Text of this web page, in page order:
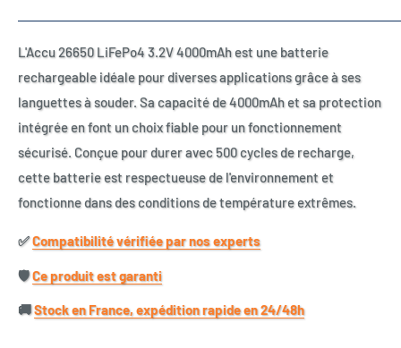
L'Accu 26650 LiFePo4 3.2V 4000mAh est une batterie
rechargeable idéale pour diverses applications grâce à ses
languettes à souder. Sa capacité de 4000mAh et sa protection
intégrée en font un choix fiable pour un fonctionnement
sécurisé. Conçue pour durer avec 500 cycles de recharge,
cette batterie est respectueuse de l'environnement et
fonctionne dans des conditions de température extrêmes.
✅​Compatibilité vérifiée par nos experts
🛡️​Ce produit est garanti
🚚​Stock en France, expédition rapide en 24/48h